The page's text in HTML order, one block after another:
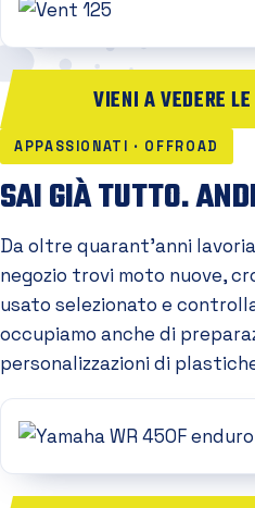
VIENI A VEDERE
APPASSIONATI · OFFROAD
SAI GIÀ TUTTO.
Da oltre quarant'anni
negozio trovi moto nuove,
usato selezionato e
occupiamo anche di
personalizzazioni di